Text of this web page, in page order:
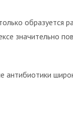
образуется
значительно